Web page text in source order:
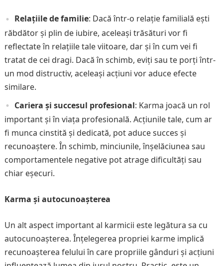
Relațiile de familie: Dacă într-o relație familială ești
răbdător și plin de iubire, aceleași trăsături vor fi
reflectate în relațiile tale viitoare, dar și în cum vei fi
tratat de cei dragi. Dacă în schimb, eviți sau te porți într-
un mod distructiv, aceleași acțiuni vor aduce efecte
similare.
Cariera și succesul profesional: Karma joacă un rol
important și în viața profesională. Acțiunile tale, cum ar
fi munca cinstită și dedicată, pot aduce succes și
recunoaștere. În schimb, minciunile, înșelăciunea sau
comportamentele negative pot atrage dificultăți sau
chiar eșecuri.
Karma și autocunoașterea
Un alt aspect important al karmicii este legătura sa cu
autocunoașterea. Înțelegerea propriei karme implică
recunoașterea felului în care propriile gânduri și acțiuni